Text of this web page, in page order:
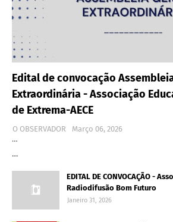
Edital de convocação
Extraordinária - Associação
de Extrema-AECE
O OBSERVADOR
Março 06, 2026
…
…
EDITAL DE CONVOCAÇÃO -
Radiodifusão Bom Futuro
Janeiro 31, 2026